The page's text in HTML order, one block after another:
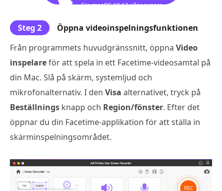
För macOS 10.12 eller senare
Steg 2
Öppna videoinspelningsfunktionen
Från programmets huvudgränssnitt, öppna Video
inspelareför att spela in ett Facetime-videosamtal på
din Mac. Slå på skärm, systemljud och
mikrofonalternativ. I den Visa alternativet, tryck på
Beställnings knapp och Region/fönster. Efter det
öppnar du din Facetime-applikation för att ställa in
skärminspelningsområdet.